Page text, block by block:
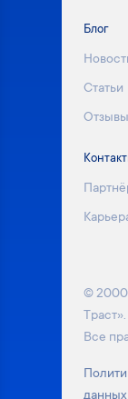
Блог
Статьи
©
Траст».
Все